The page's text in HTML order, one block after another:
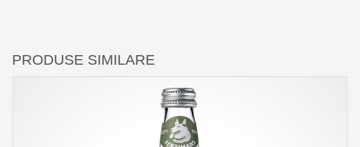
PRODUSE SIMILARE